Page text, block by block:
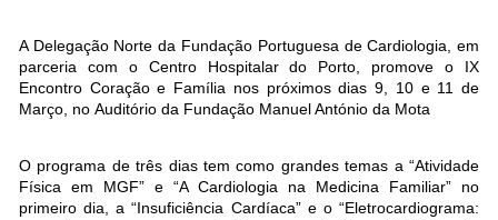
A Delegação Norte da Fundação Portuguesa de Cardiologia, em
parceria com o Centro Hospitalar do Porto, promove o IX
Encontro Coração e Família nos próximos dias 9, 10 e 11 de
Março, no Auditório da Fundação Manuel António da Mota
O programa de três dias tem como grandes temas a “Atividade
Física em MGF” e “A Cardiologia na Medicina Familiar” no
primeiro dia, a “Insuficiência Cardíaca” e o “Eletrocardiograma: